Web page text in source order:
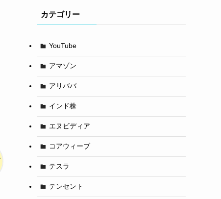
カテゴリー
YouTube
アマゾン
アリババ
インド株
エヌビディア
コアウィーブ
テスラ
テンセント